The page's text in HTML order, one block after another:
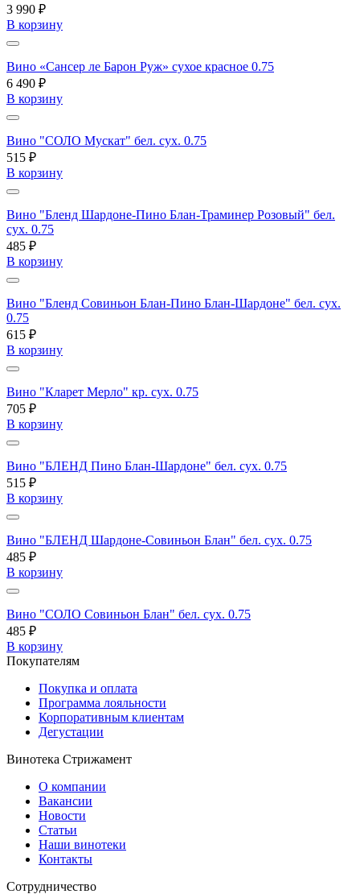
3 990 ₽
В корзину
Вино «Сансер ле Барон Руж» сухое красное 0.75
6 490 ₽
В корзину
Вино "СОЛО Мускат" бел. сух. 0.75
515 ₽
В корзину
Вино "Бленд Шардоне-Пино Блан-Траминер Розовый" бел.
сух. 0.75
485 ₽
В корзину
Вино "Бленд Совиньон Блан-Пино Блан-Шардоне" бел. сух.
0.75
615 ₽
В корзину
Вино "Кларет Мерло" кр. сух. 0.75
705 ₽
В корзину
Вино "БЛЕНД Пино Блан-Шардоне" бел. сух. 0.75
515 ₽
В корзину
Вино "БЛЕНД Шардоне-Совиньон Блан" бел. сух. 0.75
485 ₽
В корзину
Вино "СОЛО Совиньон Блан" бел. сух. 0.75
485 ₽
В корзину
Покупателям
Покупка и оплата
Программа лояльности
Корпоративным клиентам
Дегустации
Винотека Стрижамент
О компании
Вакансии
Новости
Статьи
Наши винотеки
Контакты
Сотрудничество